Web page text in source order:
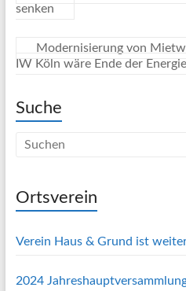
senken
Modernisierung von
IW Köln wäre Ende der
Suche
Ortsverein
Verein Haus & Grund ist
2024